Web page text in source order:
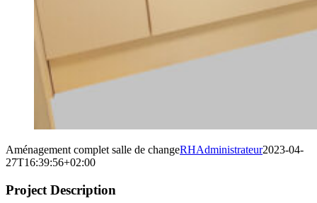
Aménagement complet salle de changeRHAdministrateur2023-04-
27T16:39:56+02:00
Project Description